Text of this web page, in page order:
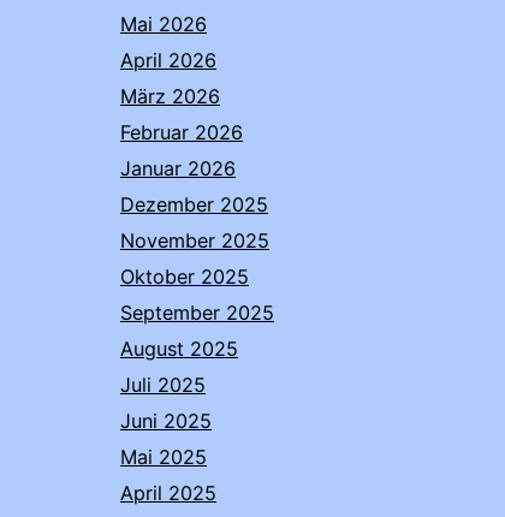
Mai 2026
April 2026
März 2026
Februar 2026
Januar 2026
Dezember 2025
November 2025
Oktober 2025
September 2025
August 2025
Juli 2025
Juni 2025
Mai 2025
April 2025